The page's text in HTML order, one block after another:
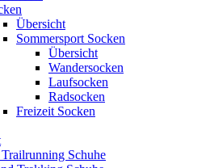
Übersicht
Sommersport Socken
Übersicht
Wandersocken
Laufsocken
Radsocken
Freizeit Socken
Schuhe